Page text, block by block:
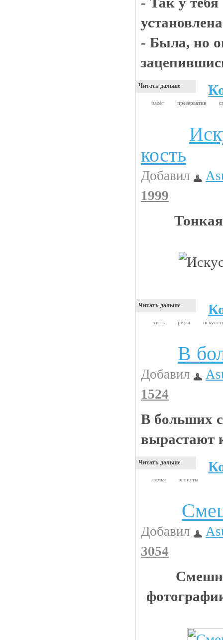
- Была, но
Читать дальше
залёт презерватив
кость
Добавил
1999
Читать дальше
кость резка
В
Добавил
1524
В больших
вырастают
Читать дальше
семья эгоисты
Добавил
3054